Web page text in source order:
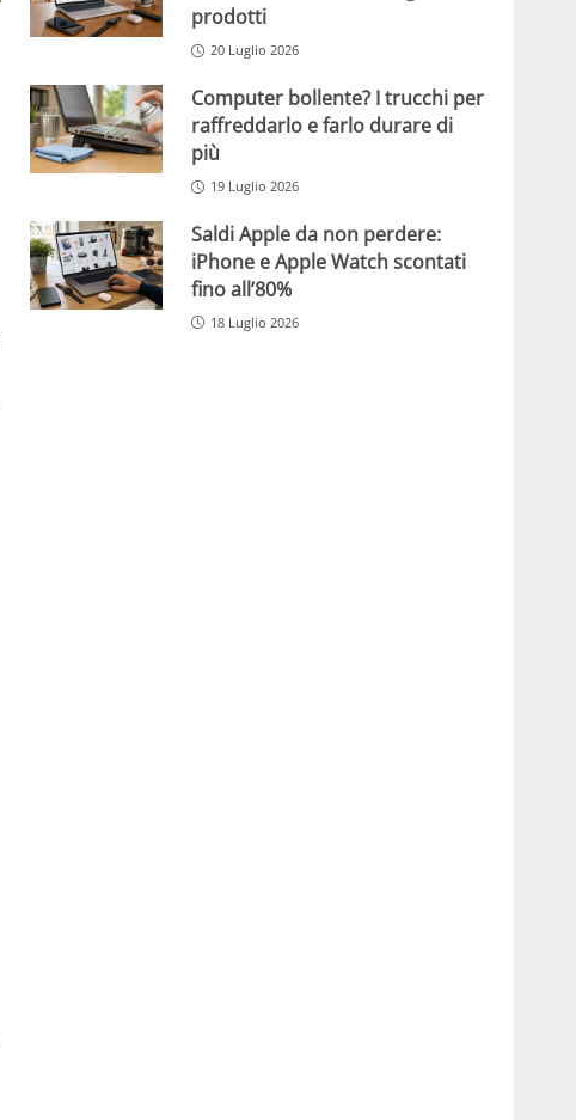
prodotti
20 Luglio 2026
Computer bollente? I trucchi per
raffreddarlo e farlo durare di
più
19 Luglio 2026
Saldi Apple da non perdere:
iPhone e Apple Watch scontati
fino all’80%
18 Luglio 2026